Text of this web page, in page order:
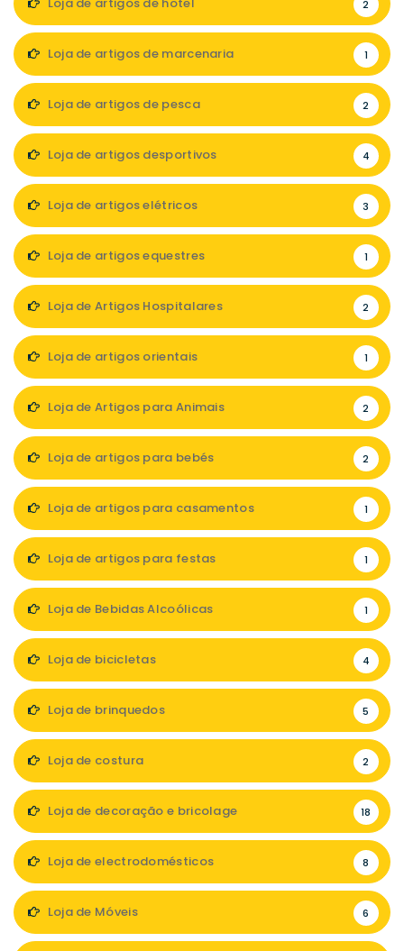
2
Loja de artigos de marcenaria 1
Loja de artigos de pesca 2
Loja de artigos desportivos 4
Loja de artigos elétricos 3
Loja de artigos equestres 1
Loja de Artigos Hospitalares 2
Loja de artigos orientais 1
Loja de Artigos para Animais 2
Loja de artigos para bebés 2
Loja de artigos para casamentos 1
Loja de artigos para festas 1
Loja de Bebidas Alcoólicas 1
Loja de bicicletas 4
Loja de brinquedos 5
Loja de costura 2
Loja de decoração e bricolage 18
Loja de electrodomésticos 8
Loja de Móveis 6